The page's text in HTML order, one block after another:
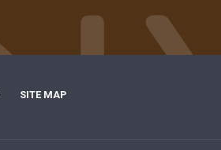
SITE MAP